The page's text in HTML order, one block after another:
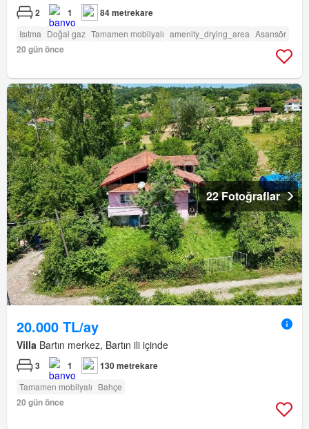
2 1 84 metrekare
Isıtma Doğal gaz Tamamen mobilyalı amenity_drying_area Asansör
20 gün önce
22 Fotoğraflar
20.000 TL/ay
Villa Bartın merkez, Bartın ili içinde
3 1 130 metrekare
Tamamen mobilyalı Bahçe
20 gün önce